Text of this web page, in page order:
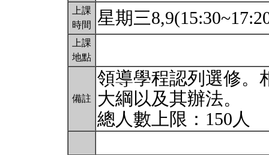
上課
時間
星期三
上課
地點
備註
領導學程認列選修。
大綱以及其辦法。
總人數上限：150人